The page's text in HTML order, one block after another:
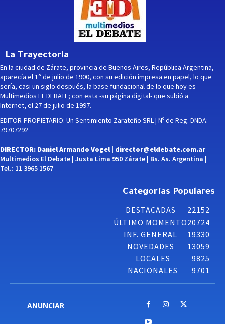
La Trayectoria
En la ciudad de Zárate, provincia de Buenos Aires, República Argentina,
aparecía el 1° de julio de 1900, con su edición impresa en papel, lo que
sería, casi un siglo después, la base fundacional de lo que hoy es
Multimedios EL DEBATE; con esta -su página digital- que subió a
Internet, el 27 de julio de 1997.
EDITOR-PROPIETARIO: Un Sentimiento Zarateño SRL | Nº de Reg. DNDA:
79707292
DIRECTOR: Daniel Armando Vogel | director@eldebate.com.ar
Multimedios El Debate | Justa Lima 950 Zárate | Bs. As. Argentina |
Tel.: 11 3965 1567
Categorías Populares
DESTACADAS
22152
ÚLTIMO MOMENTO20724
INF. GENERAL
19330
NOVEDADES
13059
LOCALES
9825
NACIONALES
9701
ANUNCIAR